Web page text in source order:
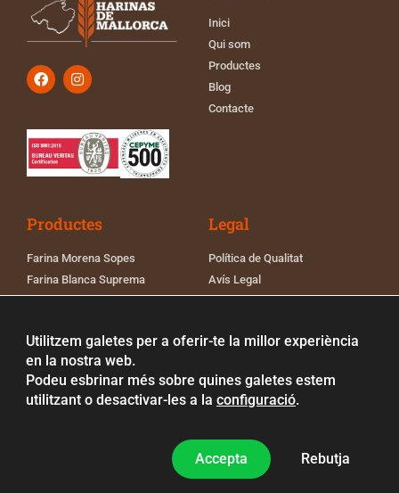
Inici
Qui som
Productes
Blog
Contacte
Productes
Farina Morena Sopes
Farina Blanca Suprema
Farina de Blat Força
Legal
Política de Qualitat
Avís Legal
Registre sanitari Grupo
©2026 | Tots els drets reservats
Coent | Agència de branding
Utilitzem galetes per a oferir-te la millor experiència
en la nostra web.
Podeu esbrinar més sobre quines galetes estem
utilitzant o desactivar-les a la configuració.
Accepta Rebutja